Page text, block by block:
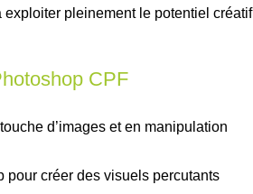
pleinement le potentiel créatif
CPF
d’images et en manipulation
pour créer des visuels percutants